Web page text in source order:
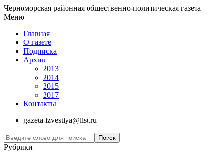
Черноморская районная общественно-политическая газета
Меню
Главная
О газете
Подписка
Архив
2013
2014
2015
2017
Контакты
gazeta-izvestiya@list.ru
Рубрики